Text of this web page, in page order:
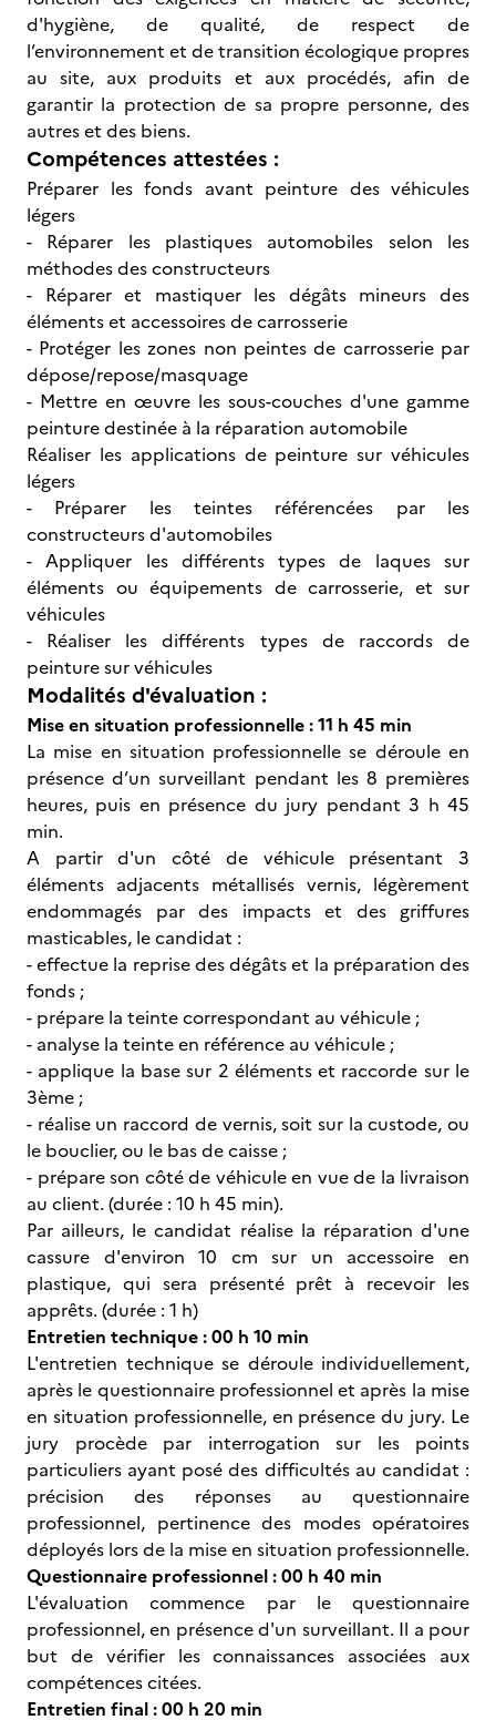
d'hygiène, de qualité, de respect de
l’environnement et de transition écologique propres
au site, aux produits et aux procédés, afin de
garantir la protection de sa propre personne, des
autres et des biens.
Compétences attestées :
Préparer les fonds avant peinture des véhicules
légers
- Réparer les plastiques automobiles selon les
méthodes des constructeurs
- Réparer et mastiquer les dégâts mineurs des
éléments et accessoires de carrosserie
- Protéger les zones non peintes de carrosserie par
dépose/repose/masquage
- Mettre en œuvre les sous-couches d'une gamme
peinture destinée à la réparation automobile
Réaliser les applications de peinture sur véhicules
légers
- Préparer les teintes référencées par les
constructeurs d'automobiles
- Appliquer les différents types de laques sur
éléments ou équipements de carrosserie, et sur
véhicules
- Réaliser les différents types de raccords de
peinture sur véhicules
Modalités d'évaluation :
Mise en situation professionnelle : 11 h 45 min
La mise en situation professionnelle se déroule en
présence d’un surveillant pendant les 8 premières
heures, puis en présence du jury pendant 3 h 45
min.
A partir d'un côté de véhicule présentant 3
éléments adjacents métallisés vernis, légèrement
endommagés par des impacts et des griffures
masticables, le candidat :
- effectue la reprise des dégâts et la préparation des
fonds ;
- prépare la teinte correspondant au véhicule ;
- analyse la teinte en référence au véhicule ;
- applique la base sur 2 éléments et raccorde sur le
3ème ;
- réalise un raccord de vernis, soit sur la custode, ou
le bouclier, ou le bas de caisse ;
- prépare son côté de véhicule en vue de la livraison
au client. (durée : 10 h 45 min).
Par ailleurs, le candidat réalise la réparation d'une
cassure d'environ 10 cm sur un accessoire en
plastique, qui sera présenté prêt à recevoir les
apprêts. (durée : 1 h)
Entretien technique : 00 h 10 min
L'entretien technique se déroule individuellement,
après le questionnaire professionnel et après la mise
en situation professionnelle, en présence du jury. Le
jury procède par interrogation sur les points
particuliers ayant posé des difficultés au candidat :
précision des réponses au questionnaire
professionnel, pertinence des modes opératoires
déployés lors de la mise en situation professionnelle.
Questionnaire professionnel : 00 h 40 min
L'évaluation commence par le questionnaire
professionnel, en présence d'un surveillant. Il a pour
but de vérifier les connaissances associées aux
compétences citées.
Entretien final : 00 h 20 min